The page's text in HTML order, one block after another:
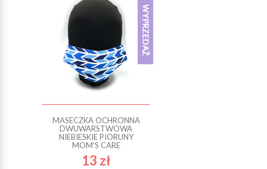
MASECZKA OCHRONNA
DWUWARSTWOWA
NIEBIESKIE PIORUNY
MOM'S CARE
13 zł